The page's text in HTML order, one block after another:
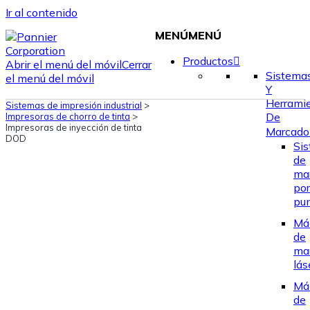
Ir al contenido
MENÚMENÚ
Productos
Y
De
Marcado
de
por
de
de
Abrir el menú del móvilCerrar
el menú del móvil
Sistemas de impresión industrial >
Impresoras de chorro de tinta >
Impresoras de inyección de tinta
DOD